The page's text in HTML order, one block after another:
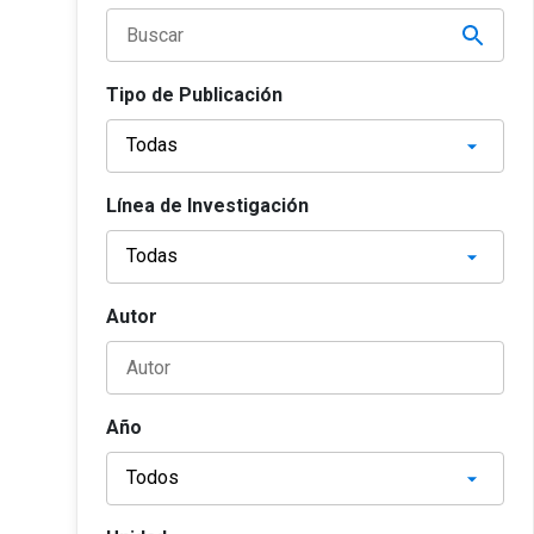
Tipo de Publicación
Línea de Investigación
Autor
Año